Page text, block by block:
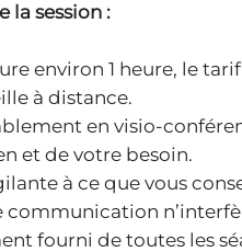
la session :
environ 1 heure, le
à distance.
en visio-
et de votre besoin.
à ce que vous
communication
fourni de toutes les